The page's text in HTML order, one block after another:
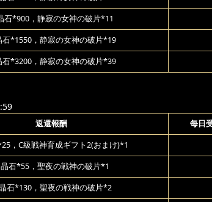
石*900，静寂の女神の破片*11
石*1550，静寂の女神の破片*19
石*3200，静寂の女神の破片*39
返還報酬 每日
，C級戦神育成ギフト2(おまけ)*1
石*55，聖夜の戦神の破片*1
石*130，聖夜の戦神の破片*2